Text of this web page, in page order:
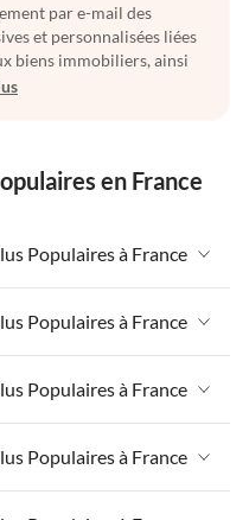
par e-mail des
et personnalisées liées
biens immobiliers, ainsi
en France
Populaires à France
France
Populaires à France
France
Populaires à France
France
Populaires à France